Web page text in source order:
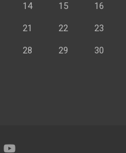
14 15 16
21 22 23
28 29 30